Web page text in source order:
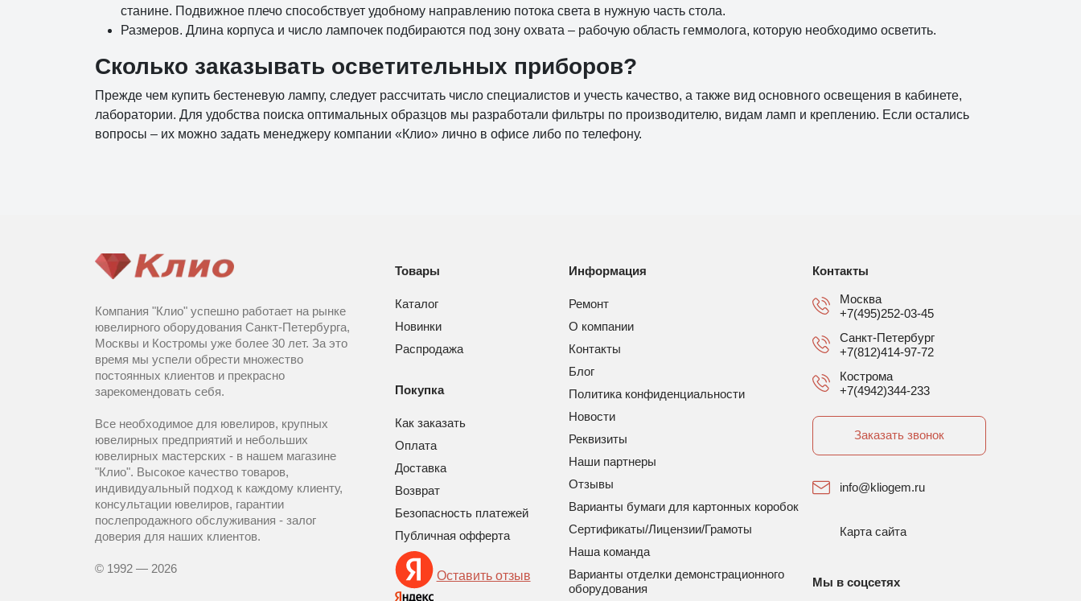
станине. Подвижное плечо способствует удобному направлению потока света в нужную часть стола.
Размеров. Длина корпуса и число лампочек подбираются под зону охвата – рабочую область геммолога, которую необходимо осветить.
Сколько заказывать осветительных приборов?
Прежде чем купить бестеневую лампу, следует рассчитать число специалистов и учесть качество, а также вид основного освещения в кабинете,
лаборатории. Для удобства поиска оптимальных образцов мы разработали фильтры по производителю, видам ламп и креплению. Если остались
вопросы – их можно задать менеджеру компании «Клио» лично в офисе либо по телефону.
Компания "Клио" успешно работает на рынке
ювелирного оборудования Санкт-Петербурга,
Москвы и Костромы уже более 30 лет. За это
время мы успели обрести множество
постоянных клиентов и прекрасно
зарекомендовать себя.
Все необходимое для ювелиров, крупных
ювелирных предприятий и небольших
ювелирных мастерских - в нашем магазине
"Клио". Высокое качество товаров,
индивидуальный подход к каждому клиенту,
консультации ювелиров, гарантии
послепродажного обслуживания - залог
доверия для наших клиентов.
© 1992 — 2026
Товары
Каталог
Новинки
Распродажа
Покупка
Как заказать
Оплата
Доставка
Возврат
Безопасность платежей
Публичная офферта
Оставить отзыв
Информация
Ремонт
О компании
Контакты
Блог
Политика конфиденциальности
Новости
Реквизиты
Наши партнеры
Отзывы
Варианты бумаги для картонных коробок
Сертификаты/Лицензии/Грамоты
Наша команда
Варианты отделки демонстрационного
оборудования
Контакты
Москва
+7(495)252-03-45
Санкт-Петербург
+7(812)414-97-72
Кострома
+7(4942)344-233
Заказать звонок
info@kliogem.ru
Карта сайта
Мы в соцсетях